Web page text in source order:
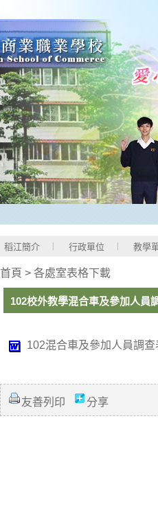
稻江簡介 行政單位 教學
首頁 > 各處室表格下載
102校外教學混合車及參加人員
102混合車及參加人員調查
友善列印 分享